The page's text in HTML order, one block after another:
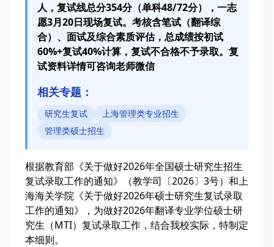
人，复试线总分354分（单科48/72分），一志
愿3月20日现场复试。考核含笔试（翻译综
合）、面试及综合素质评估，总成绩按初试
60%+复试40%计算，复试不合格不予录取。复
试资料详情可咨询老师微信
相关专题：
研究生复试
上海管理类专业招生
管理类硕士招生
根据教育部《关于做好2026年全国硕士研究生招生
复试录取工作的通知》（教学司〔2026〕3号）和上
海海关学院《关于做好2026年硕士研究生复试录取
工作的通知》，为做好2026年翻译专业学位硕士研
究生（MTI）复试录取工作，结合我校实际，特制定
本细则。